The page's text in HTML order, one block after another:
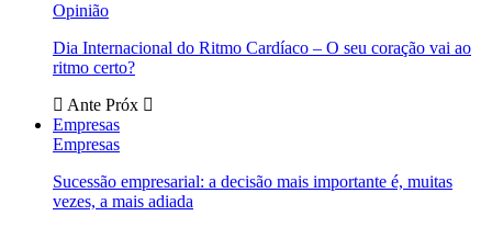
Opinião
Dia Internacional do Ritmo Cardíaco – O seu coração vai ao
ritmo certo?
Ante Próx
Empresas
Empresas
Sucessão empresarial: a decisão mais importante é, muitas
vezes, a mais adiada